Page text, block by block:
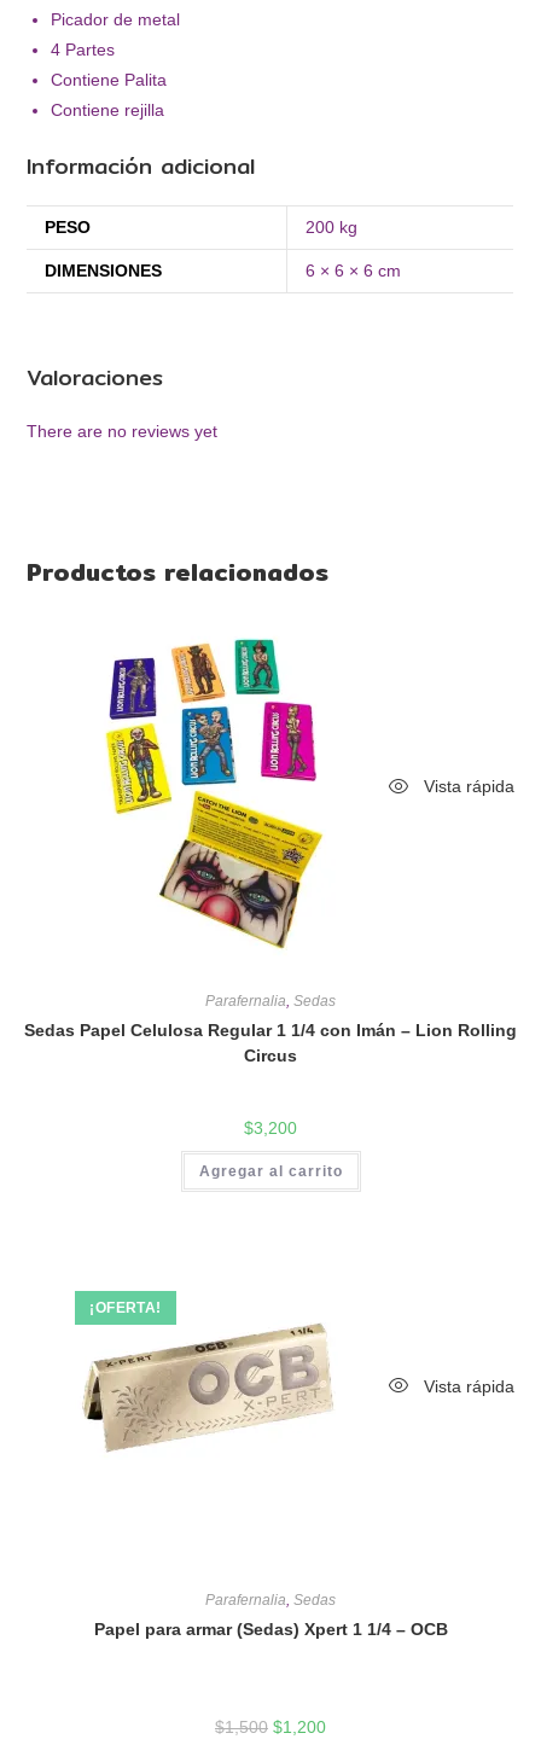
Picador de metal
4 Partes
Contiene Palita
Contiene rejilla
Información adicional
PESO 200 kg
DIMENSIONES 6 × 6 × 6 cm
Valoraciones
There are no reviews yet
Productos relacionados
Vista rápida
Parafernalia Sedas
Sedas Papel Celulosa Regular 1 1/4 con Imán – Lion Rolling
Circus
$3,200
Agregar al carrito
¡OFERTA!
Vista rápida
Parafernalia, Sedas
Papel para armar (Sedas) Xpert 1 1/4 – OCB
$1,500 $1,200